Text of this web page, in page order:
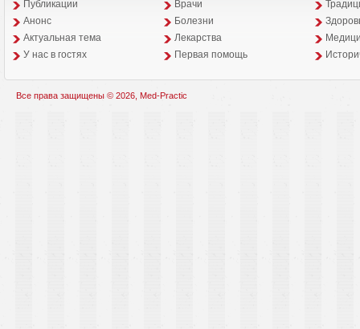
Публикации
Врачи
Анонс
Болезни
Aктуальная тема
Лекарства
У нас в гостях
Первая помощь
Все права защищены © 2026, Med-Practic